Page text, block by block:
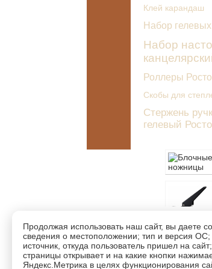
Клей карандаш
Набор гелевых
Набор
Роллеры
Скобы для
Стержень
гелевый
г. Ростов-на-Дону
Статьи
Политика
Согласие на
Продолжая использовать наш сайт, вы даете
сведения о местоположении; тип и версия ОС;
источник, откуда пользователь пришел на
страницы открывает и на какие кнопки
Яндекс.Метрика в целях функционирования